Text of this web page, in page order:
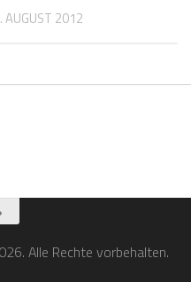
AUGUST 2012
Alle Rechte vorbehalten.